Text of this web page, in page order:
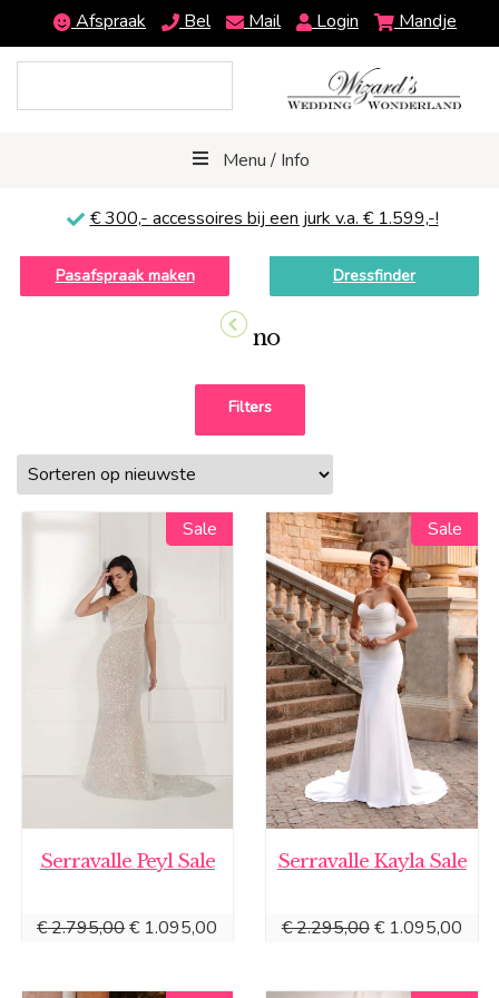
Afspraak Bel Mail Login Mandje
Menu / Info
€ 300,- accessoires bij een jurk v.a. € 1.599,-!
Pasafspraak maken Dressfinder
no
Filters
Sale
Sale
Serravalle Peyl Sale
€2.795,00Oorspronkelijke
€1.095,00
Sale
Sale
Serravalle Kayla Sale
€2.295,00Oorspronkelijke
€1.095,00